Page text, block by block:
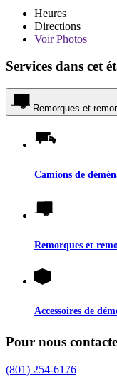
Heures
Directions
VoirPhotos
Services dans cet
Remorques et
Camions de
Remorques et
Accessoires de
Pour nous
(801) 254-6176